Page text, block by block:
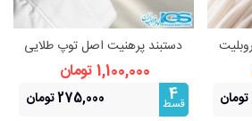
عشق
دستبند پرهنیت اصل توپ طلایی
استیل (رنگ ثابت)
1,100,000 تومان
4
قسط 275,000 تومان